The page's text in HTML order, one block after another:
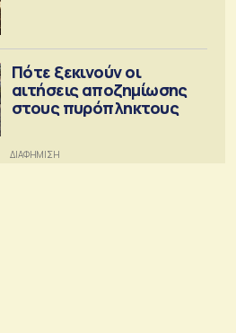
Πότε ξεκινούν οι
αιτήσεις αποζημίωσης
στους πυρόπληκτους